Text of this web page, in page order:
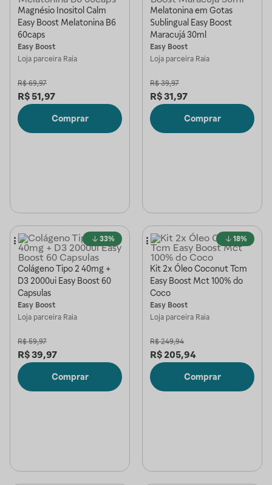
Magnésio Inositol Calm
Easy Boost Melatonina B6
60caps
Easy Boost
Loja parceira Raia
R$ 69,97
R$ 51,97
Comprar
Melatonina em Gotas
Sublingual Easy Boost
Maracujá 30ml
Easy Boost
Loja parceira Raia
R$ 39,97
R$31,97
Comprar
33%
Colágeno Tipo 2 40mg +
D3 2000ui Easy Boost 60
Capsulas
Easy Boost
Loja parceira Raia
R$ 59,97
R$39,97
Comprar
18%
Kit 2x Óleo Coconut Tcm
Easy Boost Mct 100% do
Coco
Easy Boost
Loja parceira Raia
R$ 249,94
R$ 205,94
Comprar